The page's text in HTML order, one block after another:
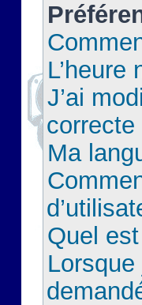
L’heure
J’ai
correcte
Ma
Quel
Lorsque